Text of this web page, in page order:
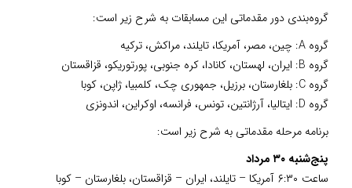
گروه‌بندی دور مقدماتی این مسابقات به شرح زیر است:
گروه A: چین، مصر، آمریکا، تایلند، مراکش، ترکیه
گروه B: ایران، لهستان، کانادا، کره جنوبی، پورتوریکو، قزاقستان
گروه C: بلغارستان، برزیل، جمهوری چک، کلمبیا، ژاپن، کوبا
گروه D: ایتالیا، آرژانتین، تونس، فرانسه، اوکراین، اندونزی
برنامه مرحله مقدماتی به شرح زیر است:
پنج‌شنبه ۳۰ مرداد
ساعت ۶:۳۰ آمریکا – تایلند، ایران – قزاقستان، بلغارستان – کوبا